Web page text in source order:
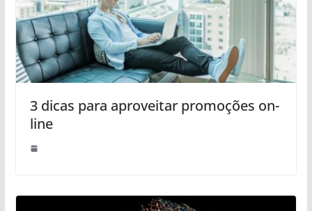
3 dicas para aproveitar promoções on-
line